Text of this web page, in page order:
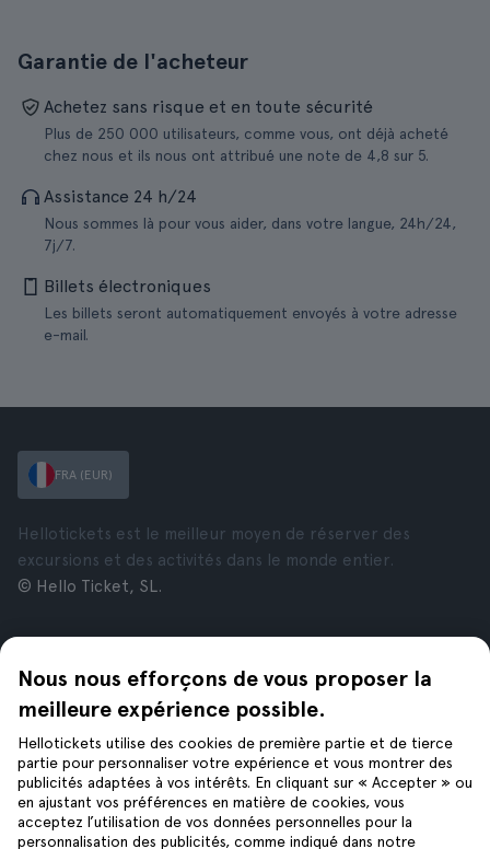
Garantie de l'acheteur
Achetez sans risque et en toute sécurité
Plus de 250 000 utilisateurs, comme vous, ont déjà acheté
chez nous et ils nous ont attribué une note de 4,8 sur 5.
Assistance 24 h/24
Nous sommes là pour vous aider, dans votre langue, 24h/24,
7j/7.
Billets électroniques
Les billets seront automatiquement envoyés à votre adresse
e-mail.
Nous nous efforçons de vous proposer la
meilleure expérience possible.
Hellotickets utilise des cookies de première partie et de tierce
partie pour personnaliser votre expérience et vous montrer des
publicités adaptées à vos intérêts. En cliquant sur « Accepter » ou
en ajustant vos préférences en matière de cookies, vous
acceptez l’utilisation de vos données personnelles pour la
personnalisation des publicités, comme indiqué dans notre
FRA (EUR)
Hellotickets est le meilleur moyen de réserver des
excursions et des activités dans le monde entier.
© Hello Ticket, SL.
À propos de nous
Offres d’emploi
Avis
Confidentialité
Conditions générales
Mentions Légales
New York
Rome
Londres
Grenade
Cracovie
Tenerife